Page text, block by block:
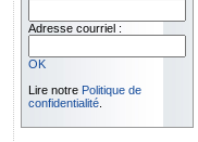
Adresse courriel :
OK
Lire notre Politique de
confidentialité